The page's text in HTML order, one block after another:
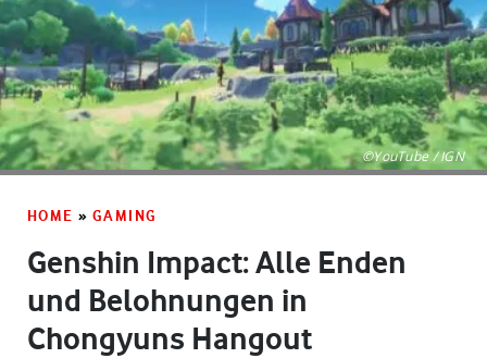
©YouTube / IGN
HOME » GAMING
Genshin Impact: Alle Enden
und Belohnungen in
Chongyuns Hangout